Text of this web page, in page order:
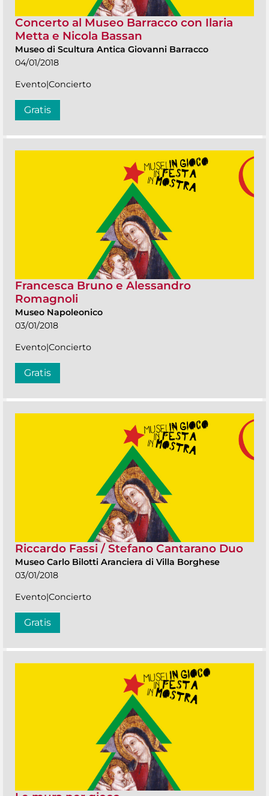
Concerto al Museo Barracco con Ilaria
Metta e Nicola Bassan
Museo di Scultura Antica Giovanni Barracco
04/01/2018
Evento|Concierto
Gratis
Francesca Bruno e Alessandro
Romagnoli
Museo Napoleonico
03/01/2018
Evento|Concierto
Gratis
Riccardo Fassi / Stefano Cantarano Duo
Museo Carlo Bilotti Aranciera di Villa Borghese
03/01/2018
Evento|Concierto
Gratis